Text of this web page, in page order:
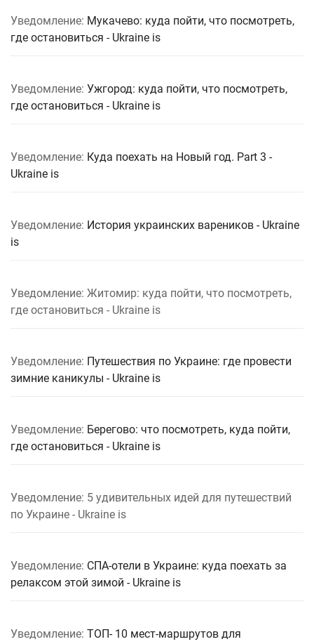
Уведомление: Мукачево: куда пойти, что посмотреть,
где остановиться - Ukraine is
Уведомление: Ужгород: куда пойти, что посмотреть,
где остановиться - Ukraine is
Уведомление: Куда поехать на Новый год. Part 3 -
Ukraine is
Уведомление: История украинских вареников - Ukraine
is
Уведомление: Житомир: куда пойти, что посмотреть,
где остановиться - Ukraine is
Уведомление: Путешествия по Украине: где провести
зимние каникулы - Ukraine is
Уведомление: Берегово: что посмотреть, куда пойти,
где остановиться - Ukraine is
Уведомление: 5 удивительных идей для путешествий
по Украине - Ukraine is
Уведомление: СПА-отели в Украине: куда поехать за
релаксом этой зимой - Ukraine is
Уведомление: ТОП- 10 мест-маршрутов для